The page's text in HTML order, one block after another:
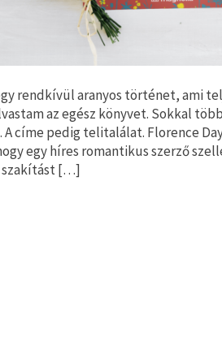
rendkívül aranyos történet, ami
az egész könyvet. Sokkal
A címe pedig telitalálat. Florence
egy híres romantikus szerző
szakítást […]